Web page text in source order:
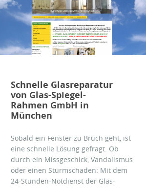
Schnelle Glasreparatur
von Glas-Spiegel-
Rahmen GmbH in
München
Sobald ein Fenster zu Bruch geht, ist
eine schnelle Lösung gefragt. Ob
durch ein Missgeschick, Vandalismus
oder einen Sturmschaden: Mit dem
24-Stunden-Notdienst der Glas-